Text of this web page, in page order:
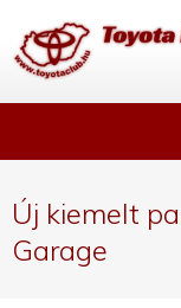
Új kiemelt
Garage